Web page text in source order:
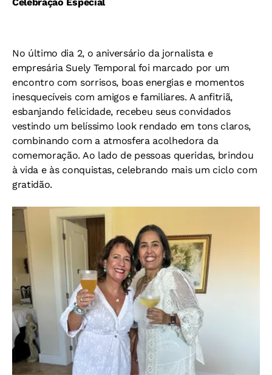
Celebração Especial
No último dia 2, o aniversário da jornalista e
empresária Suely Temporal foi marcado por um
encontro com sorrisos, boas energias e momentos
inesquecíveis com amigos e familiares. A anfitriã,
esbanjando felicidade, recebeu seus convidados
vestindo um belíssimo look rendado em tons claros,
combinando com a atmosfera acolhedora da
comemoração. Ao lado de pessoas queridas, brindou
à vida e às conquistas, celebrando mais um ciclo com
gratidão.